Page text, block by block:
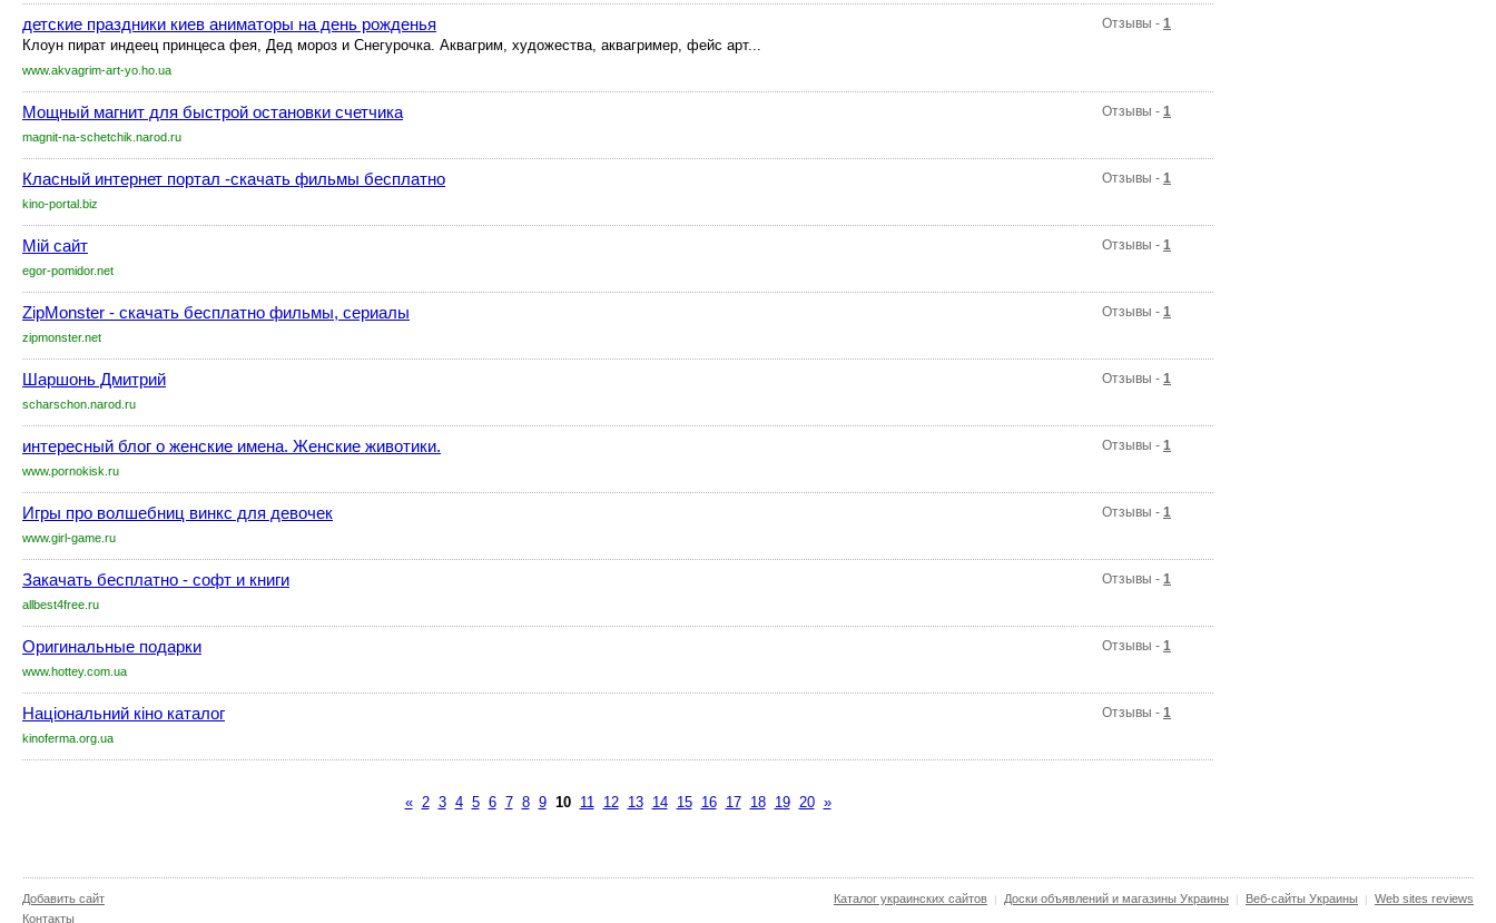
детские праздники киев аниматоры на день рожденья
Клоун пират индеец принцеса фея, Дед мороз и Снегурочка. Аквагрим, художества, аквагример, фейс арт...
www.akvagrim-art-yo.ho.ua
Отзывы - 1
Мощный магнит для быстрой остановки счетчика
magnit-na-schetchik.narod.ru
Отзывы - 1
Класный интернет портал -скачать фильмы бесплатно
kino-portal.biz
Отзывы - 1
Мій сайт
egor-pomidor.net
Отзывы - 1
ZipMonster - скачать бесплатно фильмы, сериалы
zipmonster.net
Отзывы - 1
Шаршонь Дмитрий
scharschon.narod.ru
Отзывы - 1
интересный блог о женские имена. Женские животики.
www.pornokisk.ru
Отзывы - 1
Игры про волшебниц винкс для девочек
www.girl-game.ru
Отзывы - 1
Закачать бесплатно - софт и книги
allbest4free.ru
Отзывы - 1
Оригинальные подарки
www.hottey.com.ua
Отзывы - 1
Національний кіно каталог
kinoferma.org.ua
Отзывы - 1
« 2 3 4 5 6 7 8 9 10 11 12 13 14 15 16 17 18 19 20 »
Добавить сайт
Контакты
Каталог украинских сайтов | Доски объявлений и магазины Украины | Веб-сайты Украины | Web sites reviews